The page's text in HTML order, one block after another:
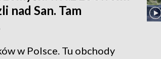
nad San. Tam
w Polsce. Tu obchody